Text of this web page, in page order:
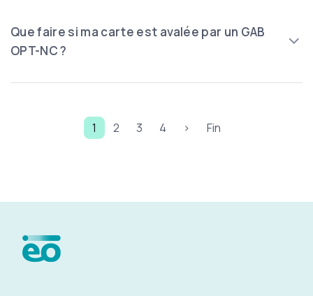
Que faire si ma carte est avalée par un GAB
OPT-NC ?
PaginationPage
1 Page
2 Page
3 Page
4 Page suivante
> Dernière page
Fin
Menu Pied de page